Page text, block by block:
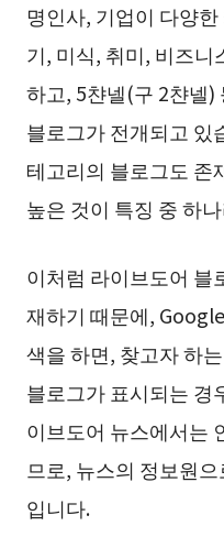
명인사, 기업이 다양
기, 미식, 취미, 비즈니
하고, 5챤넬(구 2챤넬)
블로그가 전개되고 있
테고리의 블로그도 존
높은 것이 특징 중 하
이처럼 라이브도어 블
재하기 때문에,
색을 하면, 찾고자 하
블로그가 표시되는 경
이브도어 뉴스에서는
므로, 뉴스의 정보원
입니다.